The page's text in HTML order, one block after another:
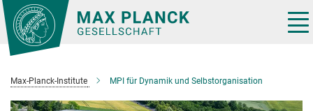
Hauptinhalt
Max-Planck-Institute MPI für Dynamik und Selbstorganisation